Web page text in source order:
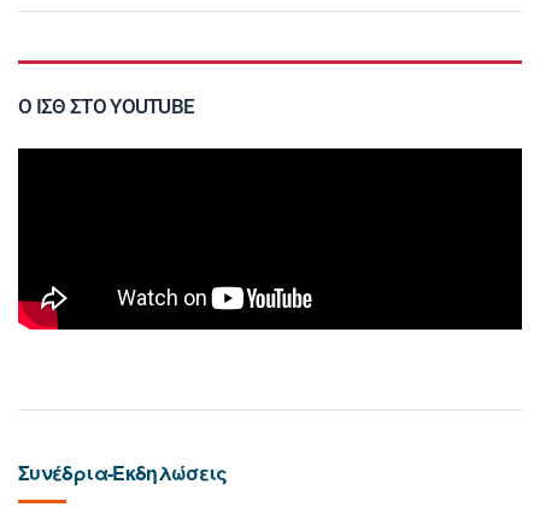
Ο ΙΣΘ ΣΤΟ YOUTUBE
Συνέδρια-Εκδηλώσεις